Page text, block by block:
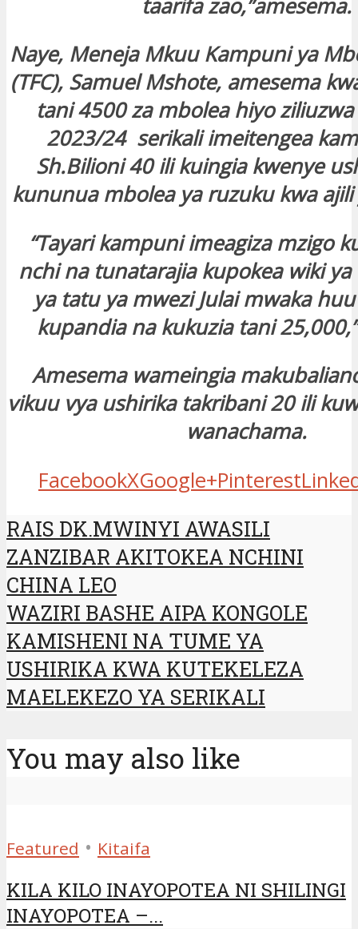
taarifa zao,”amesema.
Naye, Meneja Mkuu Kampuni ya
(TFC), Samuel Mshote, amesema
tani 4500 za mbolea hiyo
2023/24 serikali imeitengea
Sh.Bilioni 40 ili kuingia kwenye
kununua mbolea ya ruzuku kwa
“Tayari kampuni imeagiza mzigo
nchi na tunatarajia kupokea wiki ya
ya tatu ya mwezi Julai mwaka
kupandia na kukuzia tani
Amesema wameingia
vikuu vya ushirika takribani 20 ili
wanachama.
FacebookXGoogle+Pinterest
RAIS DK.MWINYI AWASILI
ZANZIBAR AKITOKEA NCHINI
CHINA LEO
WAZIRI BASHE AIPA KONGOLE
KAMISHENI NA TUME YA
USHIRIKA KWA KUTEKELEZA
MAELEKEZO YA SERIKALI
You may also like
Featured • Kitaifa
KILA KILO INAYOPOTEA NI SHILINGI
INAYOPOTEA –...